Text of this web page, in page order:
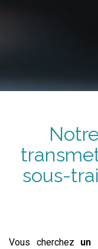
sous-
Vous cherchez un